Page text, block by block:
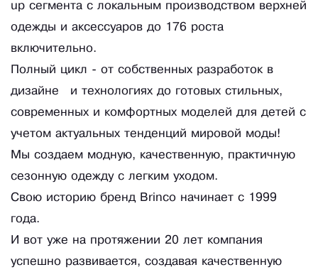
up сегмента с локальным производством верхней
одежды и аксессуаров до 176 роста
включительно.
Полный цикл - от собственных разработок в
дизайне и технологиях до готовых стильных,
современных и комфортных моделей для детей с
учетом актуальных тенденций мировой моды!
Мы создаем модную, качественную, практичную
сезонную одежду с легким уходом.
Свою историю бренд Brinco начинает с 1999
года.
И вот уже на протяжении 20 лет компания
успешно развивается, создавая качественную